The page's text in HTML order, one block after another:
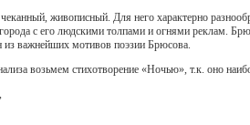
живописный. Для него характерно
с его людскими толпами и огнями реклам.
важнейших мотивов поэзии Брюсова.
возьмем стихотворение «Ночью», т.к. оно